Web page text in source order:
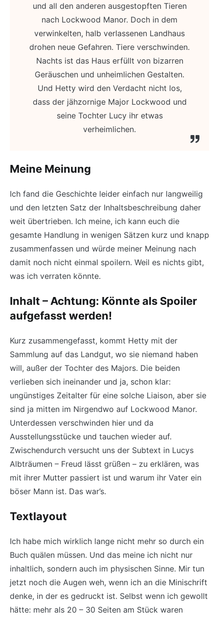
und all den anderen ausgestopften Tieren
nach Lockwood Manor. Doch in dem
verwinkelten, halb verlassenen Landhaus
drohen neue Gefahren. Tiere verschwinden.
Nachts ist das Haus erfüllt von bizarren
Geräuschen und unheimlichen Gestalten.
Und Hetty wird den Verdacht nicht los,
dass der jähzornige Major Lockwood und
seine Tochter Lucy ihr etwas
verheimlichen.
Meine Meinung
Ich fand die Geschichte leider einfach nur langweilig
und den letzten Satz der Inhaltsbeschreibung daher
weit übertrieben. Ich meine, ich kann euch die
gesamte Handlung in wenigen Sätzen kurz und knapp
zusammenfassen und würde meiner Meinung nach
damit noch nicht einmal spoilern. Weil es nichts gibt,
was ich verraten könnte.
Inhalt – Achtung: Könnte als Spoiler
aufgefasst werden!
Kurz zusammengefasst, kommt Hetty mit der
Sammlung auf das Landgut, wo sie niemand haben
will, außer der Tochter des Majors. Die beiden
verlieben sich ineinander und ja, schon klar:
ungünstiges Zeitalter für eine solche Liaison, aber sie
sind ja mitten im Nirgendwo auf Lockwood Manor.
Unterdessen verschwinden hier und da
Ausstellungsstücke und tauchen wieder auf.
Zwischendurch versucht uns der Subtext in Lucys
Albträumen – Freud lässt grüßen – zu erklären, was
mit ihrer Mutter passiert ist und warum ihr Vater ein
böser Mann ist. Das war’s.
Textlayout
Ich habe mich wirklich lange nicht mehr so durch ein
Buch quälen müssen. Und das meine ich nicht nur
inhaltlich, sondern auch im physischen Sinne. Mir tun
jetzt noch die Augen weh, wenn ich an die Minischrift
denke, in der es gedruckt ist. Selbst wenn ich gewollt
hätte: mehr als 20 – 30 Seiten am Stück waren